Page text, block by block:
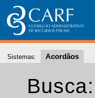
Sistemas: Acordãos
Busca: